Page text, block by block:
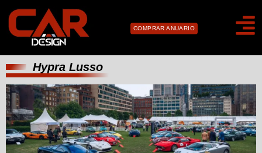
COMPRAR ANUARIO
Hypra Lusso